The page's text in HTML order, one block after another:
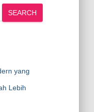
SEARCH
yang
Lebih